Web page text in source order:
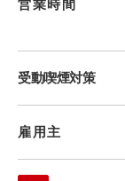
営業時間
受動喫煙対策
雇用主